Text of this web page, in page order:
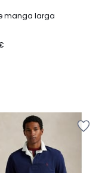
manga larga